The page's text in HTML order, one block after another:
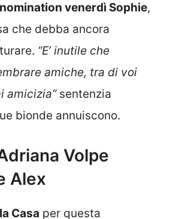
venerdì Sophie,
che debba ancora
“E’ inutile che
amiche, tra di voi
amicizia”sentenzia
bionde annuiscono.
Volpe
Alex
Casa per questa